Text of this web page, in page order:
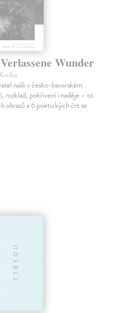
Wunder
našli v česko-bavorském
rozklad, pokřivení i naděje – to
obrazů a 6 poetických črt ze